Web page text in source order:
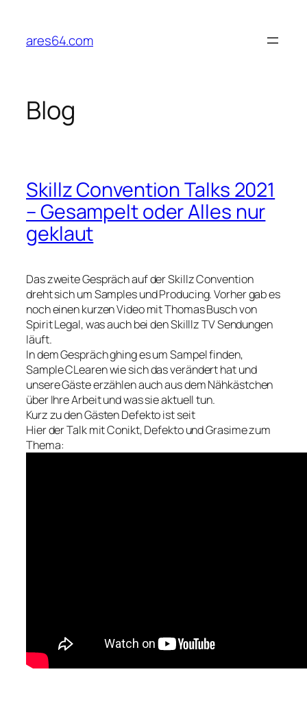
springen
ares64.com
Blog
Skillz Convention Talks 2021
– Gesampelt oder Alles nur
geklaut
Das zweite Gespräch auf der Skillz Convention
dreht sich um Samples und Producing. Vorher gab es
noch einen kurzen Video mit Thomas Busch von
Spirit Legal, was auch bei den Skilllz TV Sendungen
läuft.
In dem Gespräch ghing es um Sampel finden,
Sample CLearen wie sich das verändert hat und
unsere Gäste erzählen auch aus dem Nähkästchen
über Ihre Arbeit und was sie aktuell tun.
Kurz zu den Gästen Defekto ist seit
Hier der Talk mit Conikt, Defekto und Grasime zum
Thema: